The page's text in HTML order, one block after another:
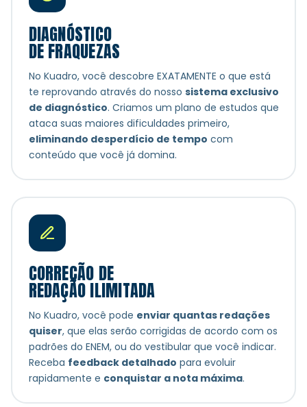
DIAGNÓSTICO
DE FRAQUEZAS
No Kuadro, você descobre EXATAMENTE o que está
te reprovando através do nosso sistema exclusivo
de diagnóstico. Criamos um plano de estudos que
ataca suas maiores dificuldades primeiro,
eliminando desperdício de tempo com
conteúdo que você já domina.
CORREÇÃO DE
REDAÇÃO ILIMITADA
No Kuadro, você pode enviar quantas redações
quiser, que elas serão corrigidas de acordo com os
padrões do ENEM, ou do vestibular que você indicar.
Receba feedback detalhado para evoluir
rapidamente e conquistar a nota máxima.